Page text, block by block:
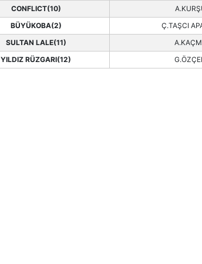
CONFLICT(10)
BÜYÜKOBA(2) Ç.TAŞCI
SULTAN LALE(11)
YILDIZ RÜZGARI(12)